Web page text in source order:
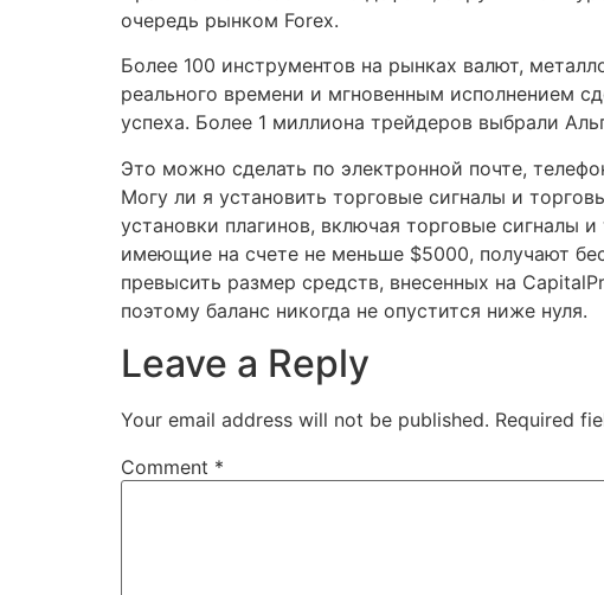
очередь рынком Forex.
Более 100 инструментов на рынках валют,
реального времени и мгновенным исполнением
успеха. Более 1 миллиона трейдеров выбрали
Это можно сделать по электронной почте,
Могу ли я установить торговые сигналы и
установки плагинов, включая торговые сигналы
имеющие на счете не меньше $5000, получают
превысить размер средств, внесенных на
поэтому баланс никогда не опустится ниже нуля.
Leave a Reply
Your email address will not be published. Required
Comment *